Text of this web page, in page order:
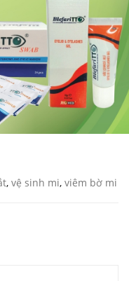
, vệ sinh mi, viêm bờ mi